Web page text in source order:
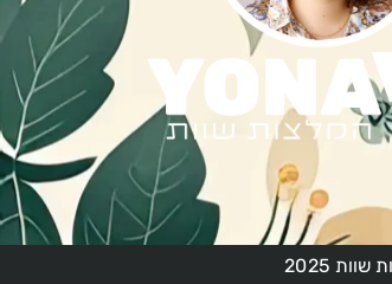
2025